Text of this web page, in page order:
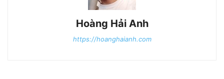
Hoàng Hải Anh
https://hoanghaianh.com